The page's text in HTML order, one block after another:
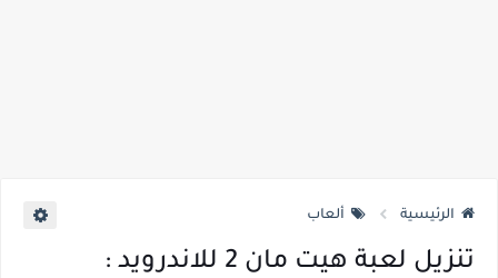
الرئيسية ألعاب
تنزيل لعبة هيت مان 2 للاندرويد :